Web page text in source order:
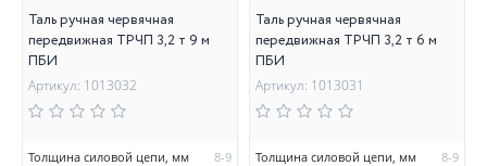
Таль ручная червячная
передвижная ТРЧП 3,2 т 9 м
ПБИ
Артикул: 1013032
Толщина силовой цепи, мм 8-9
Таль ручная червячная
передвижная ТРЧП 3,2 т 6 м
ПБИ
Артикул: 1013031
Толщина силовой цепи, мм 8-9